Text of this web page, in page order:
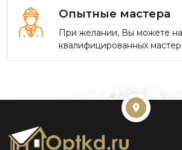
Опытные мастера
При желании, Вы можете
квалифицированных